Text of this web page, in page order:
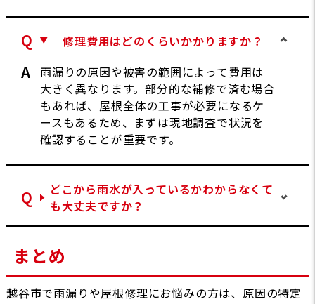
修理費用はどのくらいかかりますか？
雨漏りの原因や被害の範囲によって費用は
大きく異なります。部分的な補修で済む場合
もあれば、屋根全体の工事が必要になるケ
ースもあるため、まずは現地調査で状況を
確認することが重要です。
どこから雨水が入っているかわからなくて
も大丈夫ですか？
まとめ
越谷市で雨漏りや屋根修理にお悩みの方は、原因の特定